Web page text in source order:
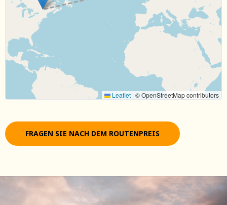
Leaflet | © OpenStreetMap contributors
FRAGEN SIE NACH DEM ROUTENPREIS